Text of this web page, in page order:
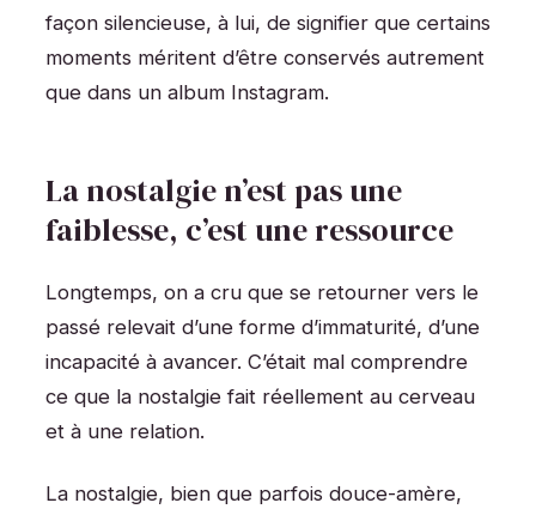
façon silencieuse, à lui, de signifier que certains
moments méritent d’être conservés autrement
que dans un album Instagram.
La nostalgie n’est pas une
faiblesse, c’est une ressource
Longtemps, on a cru que se retourner vers le
passé relevait d’une forme d’immaturité, d’une
incapacité à avancer. C’était mal comprendre
ce que la nostalgie fait réellement au cerveau
et à une relation.
La nostalgie, bien que parfois douce-amère,